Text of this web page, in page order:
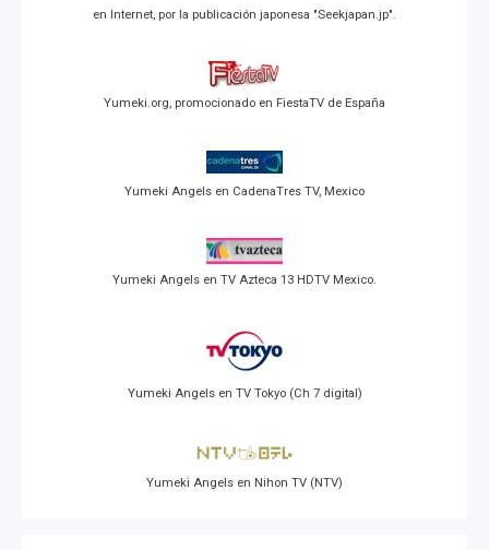
en Internet, por la publicación japonesa "Seekjapan.jp".
Yumeki.org, promocionado en FiestaTV de España
Yumeki Angels en CadenaTres TV, Mexico
Yumeki Angels en TV Azteca 13 HDTV Mexico.
Yumeki Angels en TV Tokyo (Ch 7 digital)
Yumeki Angels en Nihon TV (NTV)